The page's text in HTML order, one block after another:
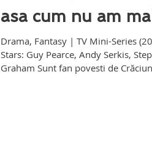
asa cum nu am
vazut!
Drama, Fantasy | TV Mini-Series
Stars: Guy Pearce, Andy Serkis,
Graham Sunt fan povesti de Crăciun